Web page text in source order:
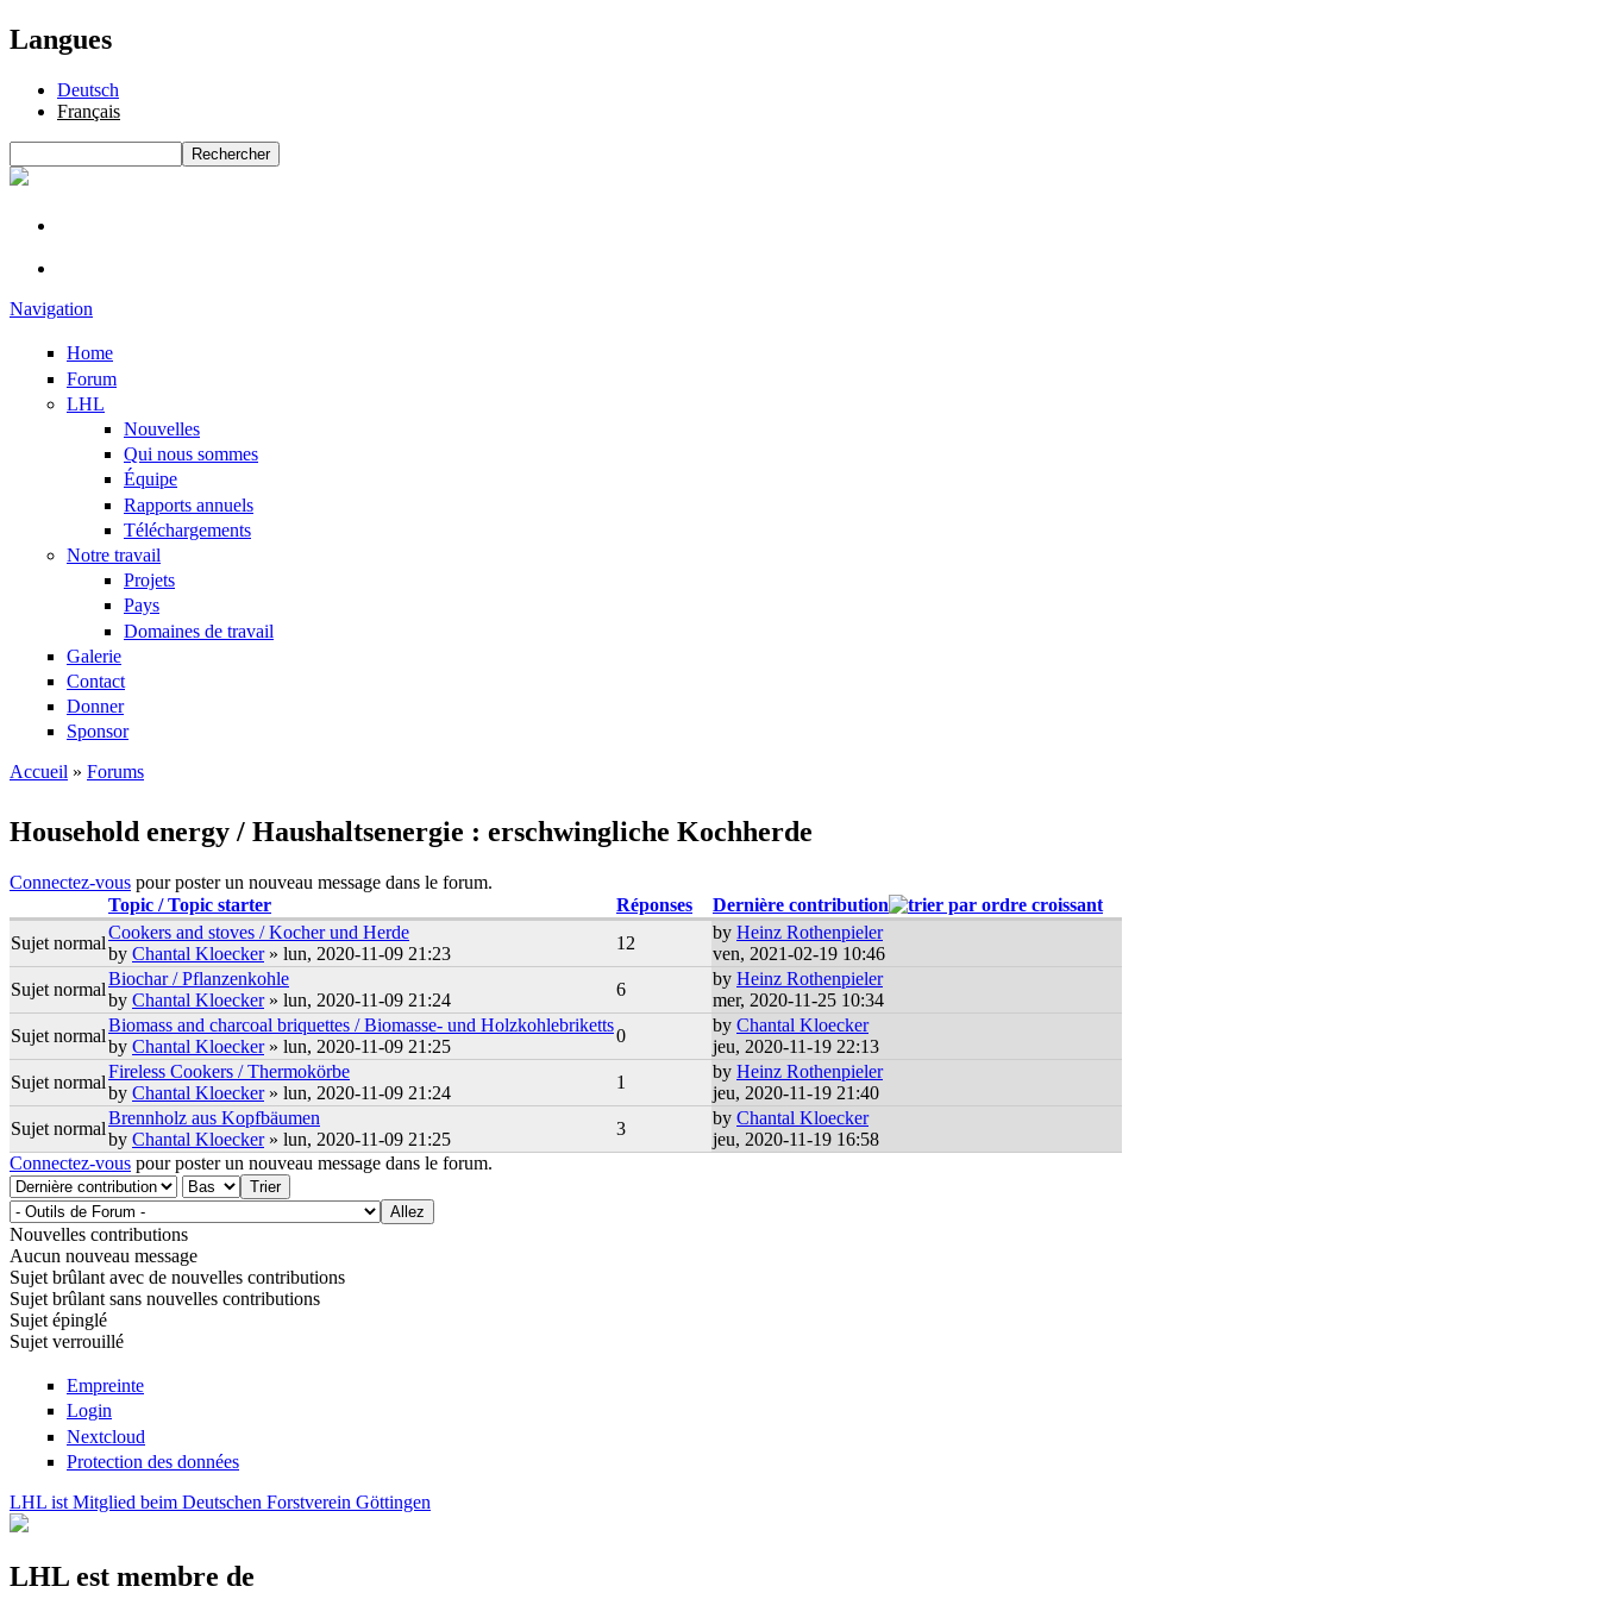
Langues
Deutsch
Français
Formulaire de recherche
Navigation
Home
Forum
LHL
Nouvelles
Qui nous sommes
Équipe
Rapports annuels
Téléchargements
Notre travail
Projets
Pays
Domaines de travail
Galerie
Contact
Donner
Sponsor
Accueil » Forums
Household energy / Haushaltsenergie : erschwingliche Kochherde
Connectez-vous pour poster un nouveau message dans le forum.
Topic / Topic starter
Réponses
Dernière contribution
Sujet normal
Cookers and stoves / Kocher und Herde
by Chantal Kloecker» lun, 2020-11-09 21:23
12
by Heinz Rothenpieler
ven, 2021-02-19 10:46
Sujet normal
Biochar / Pflanzenkohle
by Chantal Kloecker» lun, 2020-11-09 21:24
6
by Heinz Rothenpieler
mer, 2020-11-25 10:34
Sujet normal
Biomass and charcoal briquettes / Biomasse- und Holzkohlebriketts
by Chantal Kloecker» lun, 2020-11-09 21:25
0
by Chantal Kloecker
jeu, 2020-11-19 22:13
Sujet normal
Fireless Cookers / Thermokörbe
by Chantal Kloecker» lun, 2020-11-09 21:24
1
by Heinz Rothenpieler
jeu, 2020-11-19 21:40
Sujet normal
Brennholz aus Kopfbäumen
by Chantal Kloecker» lun, 2020-11-09 21:25
3
by Chantal Kloecker
jeu, 2020-11-19 16:58
Connectez-vous pour poster un nouveau message dans le forum.
Trier par
Trier
Nouvelles contributions
Aucun nouveau message
Sujet brûlant avec de nouvelles contributions
Sujet brûlant sans nouvelles contributions
Sujet épinglé
Sujet verrouillé
Empreinte
Login
Nextcloud
Protection des données
LHL ist Mitglied beim Deutschen Forstverein Göttingen
LHL est membre de